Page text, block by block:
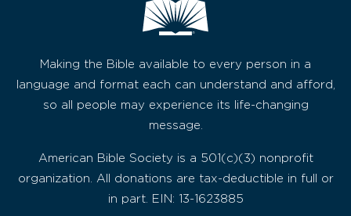
Making the Bible available to every person in a
language and format each can understand and afford,
so all people may experience its life-changing
message.
American Bible Society is a 501(c)(3) nonprofit
organization. All donations are tax-deductible in full or
in part. EIN: 13-1623885